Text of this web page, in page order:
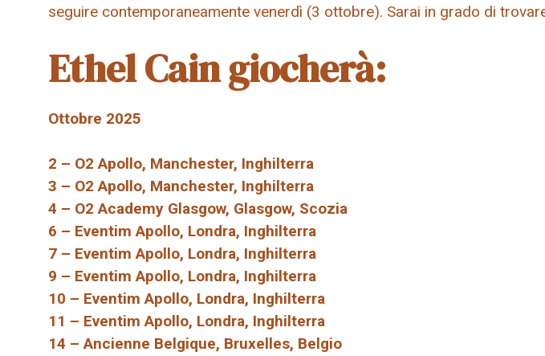
seguire contemporaneamente venerdì (3 ottobre). Sarai in grado di
Ethel Cain giocherà:
Ottobre 2025
2 – O2 Apollo, Manchester, Inghilterra
3 – O2 Apollo, Manchester, Inghilterra
4 – O2 Academy Glasgow, Glasgow, Scozia
6 – Eventim Apollo, Londra, Inghilterra
7 – Eventim Apollo, Londra, Inghilterra
9 – Eventim Apollo, Londra, Inghilterra
10 – Eventim Apollo, Londra, Inghilterra
11 – Eventim Apollo, Londra, Inghilterra
14 – Ancienne Belgique, Bruxelles, Belgio